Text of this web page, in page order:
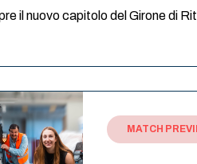
il nuovo capitolo del Girone di
MATCH